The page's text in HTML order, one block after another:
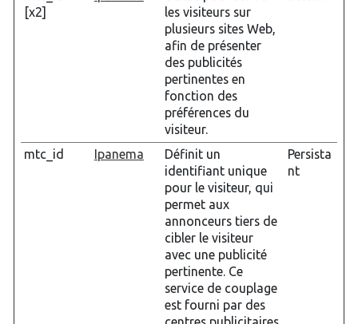
[x2]
les visiteurs sur
plusieurs sites Web,
afin de présenter
des publicités
pertinentes en
fonction des
préférences du
visiteur.
mtc_id Ipanema
Définit un
identifiant unique
pour le visiteur, qui
permet aux
annonceurs tiers de
cibler le visiteur
avec une publicité
pertinente. Ce
service de couplage
est fourni par des
Persista
nt